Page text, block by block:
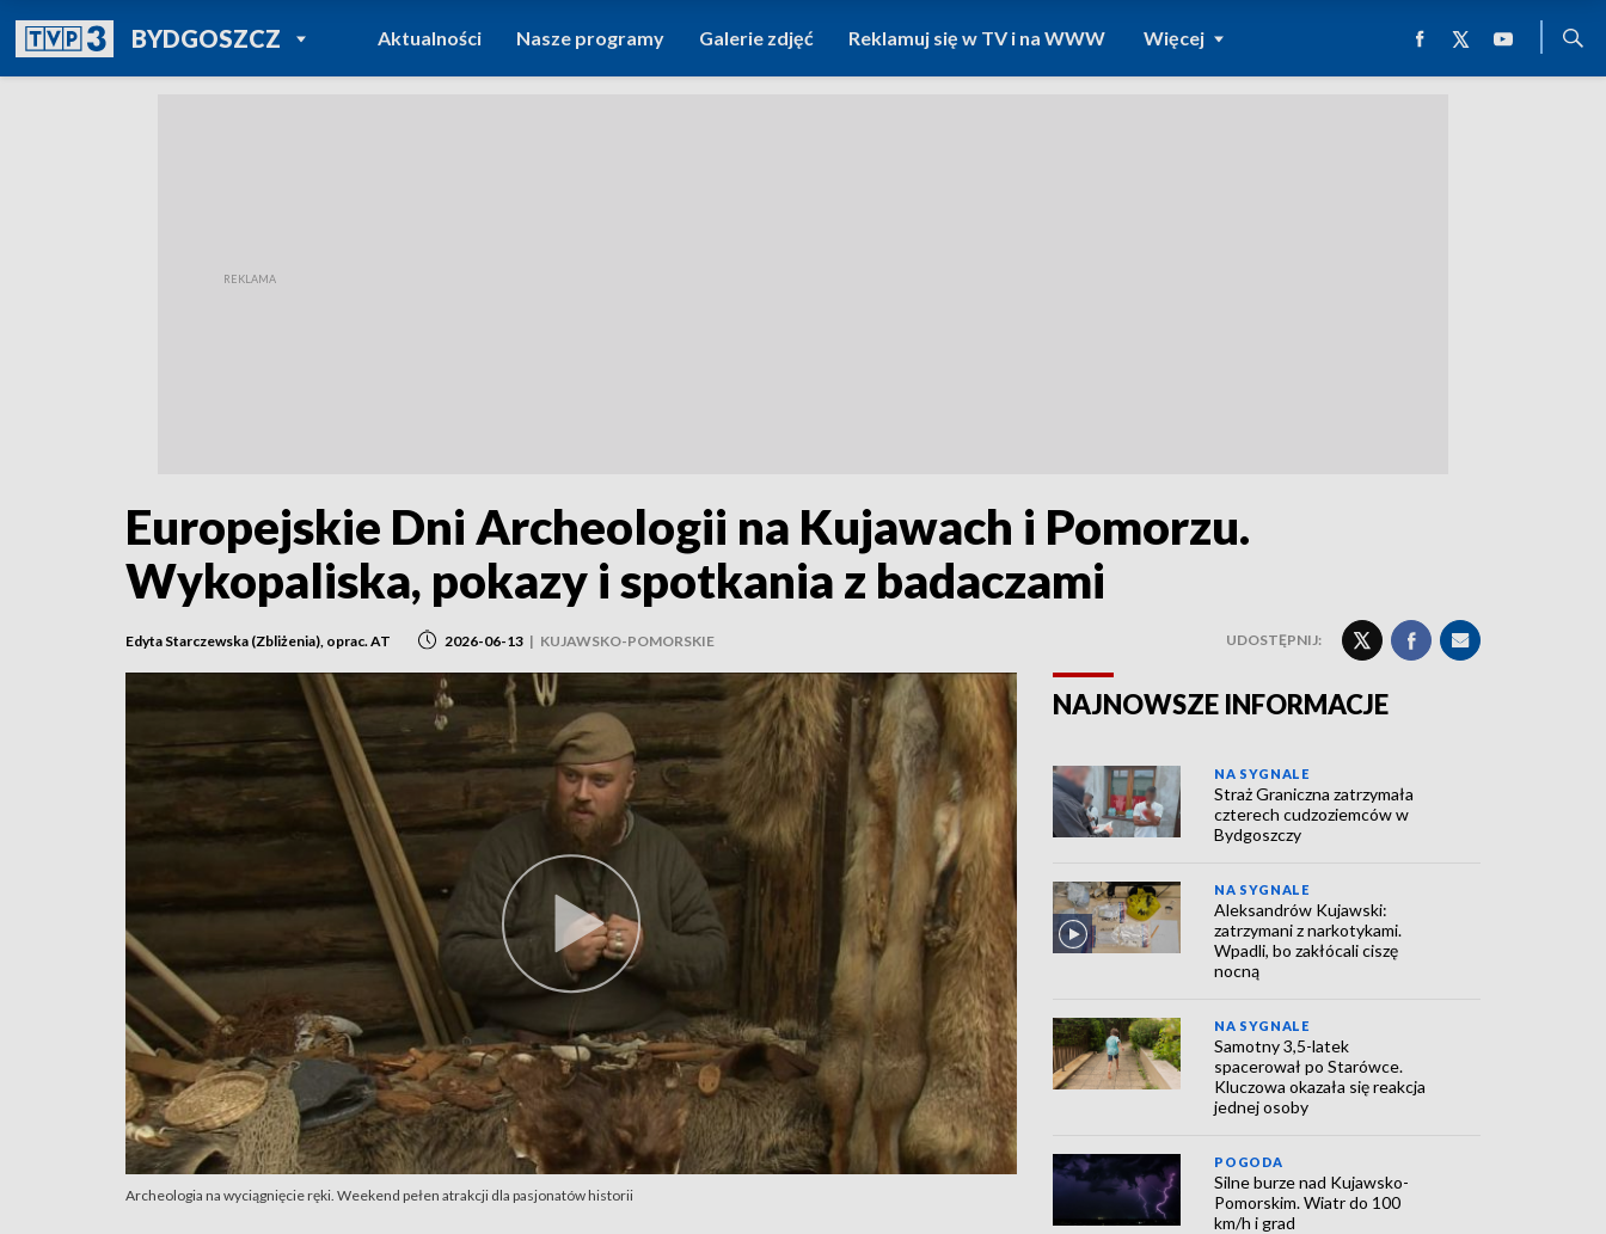
BYDGOSZCZPOWRÓT DO
TVP REGIONY
Aktualności Nasze programy Galerie zdjęć Reklamuj się w TV i na WWW Więcej
Europejskie Dni Archeologii na Kujawach i Pomorzu.
Wykopaliska, pokazy i spotkania z badaczami
Edyta Starczewska (Zbliżenia), oprac. AT 2026-06-13 | KUJAWSKO-POMORSKIE UDOSTĘPNIJ:
Archeologia na wyciągnięcie ręki. Weekend pełen atrakcji dla pasjonatów historii
NAJNOWSZE INFORMACJE
NA SYGNALE
Straż Graniczna zatrzymała
czterech cudzoziemców w
Bydgoszczy
NA SYGNALE
Aleksandrów Kujawski:
zatrzymani z narkotykami.
Wpadli, bo zakłócali ciszę
nocną
NA SYGNALE
Samotny 3,5-latek
spacerował po Starówce.
Kluczowa okazała się reakcja
jednej osoby
POGODA
Silne burze nad Kujawsko-
Pomorskim. Wiatr do 100
km/h i grad